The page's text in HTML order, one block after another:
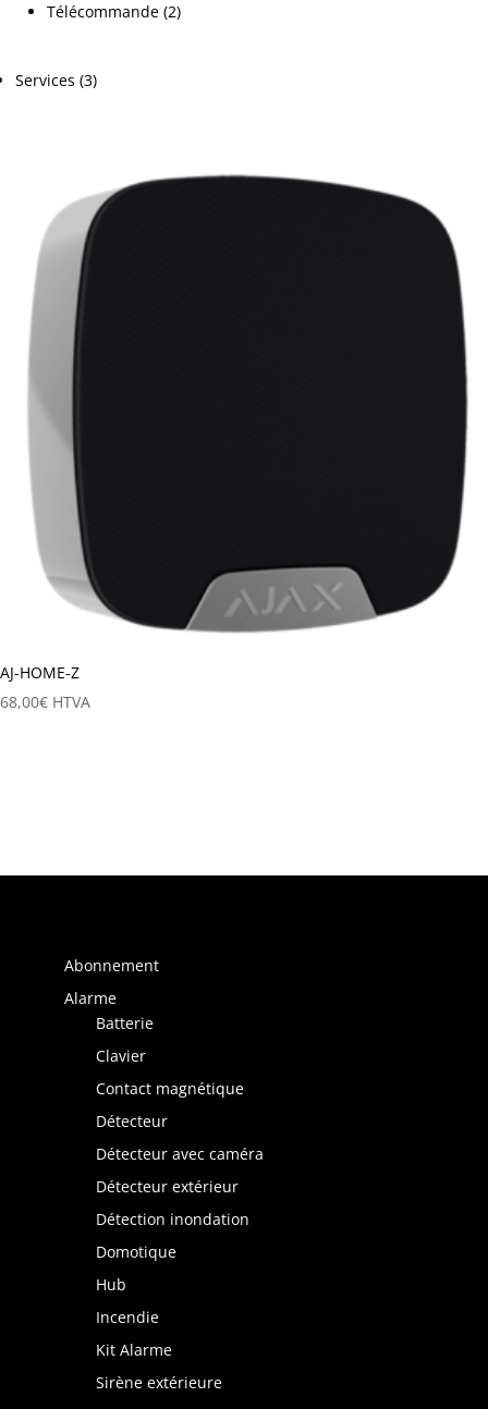
Télécommande (2)
Services (3)
AJ-HOME-Z
68,00€ HTVA
Abonnement
Alarme
Batterie
Clavier
Contact magnétique
Détecteur
Détecteur avec caméra
Détecteur extérieur
Détection inondation
Domotique
Hub
Incendie
Kit Alarme
Sirène extérieure